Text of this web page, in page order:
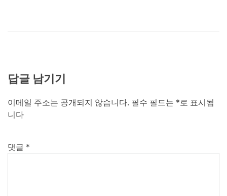
답글 남기기
이메일 주소는 공개되지 않습니다. 필수 필드는 *로 표시됩
니다
댓글 *